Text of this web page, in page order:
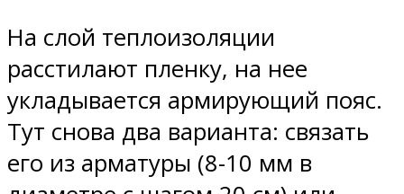
На слой теплоизоляции
расстилают пленку, на нее
укладывается армирующий пояс.
Тут снова два варианта: связать
его из арматуры (8-10 мм в